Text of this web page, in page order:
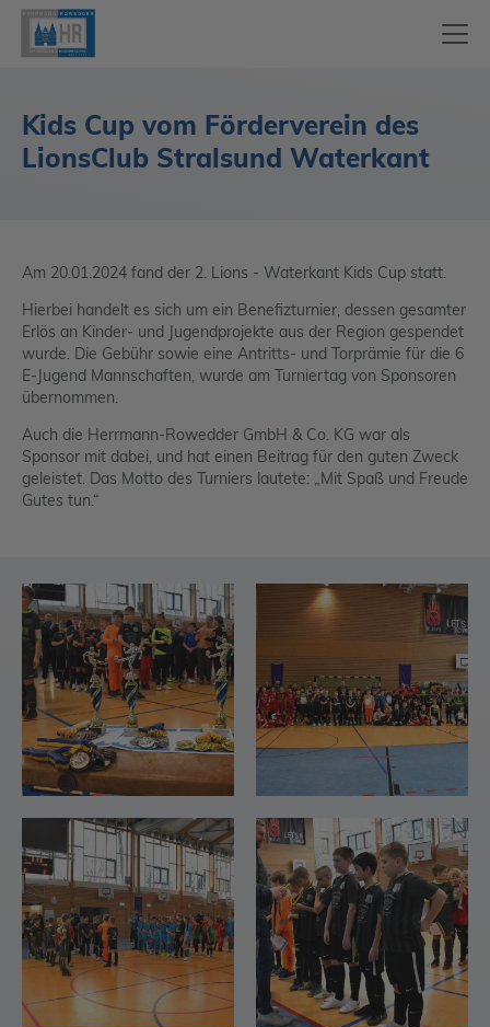
Kids Cup vom Förderverein des
LionsClub Stralsund Waterkant
Am 20.01.2024 fand der 2. Lions - Waterkant Kids Cup statt.
Hierbei handelt es sich um ein Benefizturnier, dessen gesamter
Erlös an Kinder- und Jugendprojekte aus der Region gespendet
wurde. Die Gebühr sowie eine Antritts- und Torprämie für die 6
E-Jugend Mannschaften, wurde am Turniertag von Sponsoren
übernommen.
Auch die Herrmann-Rowedder GmbH & Co. KG war als
Sponsor mit dabei, und hat einen Beitrag für den guten Zweck
geleistet. Das Motto des Turniers lautete: „Mit Spaß und Freude
Gutes tun.“